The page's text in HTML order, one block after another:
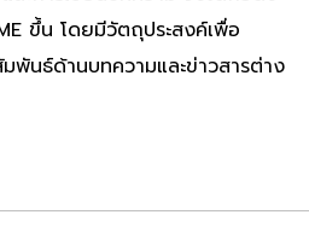
ขึ้น โดยมีวัตถุประสงค์เพื่อ
พันธ์ด้านบทความและข่าวสารต่าง